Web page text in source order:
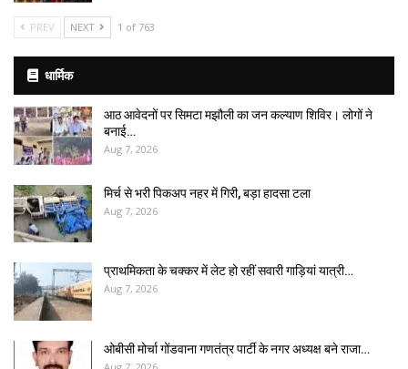
PREV NEXT 1 of 763
धार्मिक
आठ आवेदनों पर सिमटा मझौली का जन कल्याण शिविर। लोगों ने
बनाई…
Aug 7, 2026
मिर्च से भरी पिकअप नहर में गिरी, बड़ा हादसा टला
Aug 7, 2026
प्राथमिकता के चक्कर में लेट हो रहीं सवारी गाड़ियां यात्री…
Aug 7, 2026
ओबीसी मोर्चा गोंडवाना गणतंत्र पार्टी के नगर अध्यक्ष बने राजा…